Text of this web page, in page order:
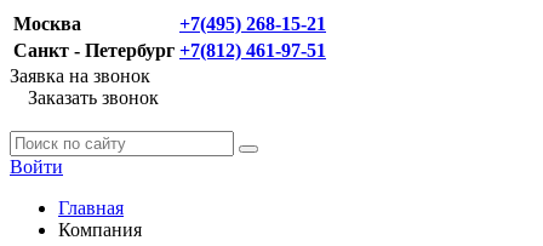
Москва
+7(495) 268-15-21
Санкт - Петербург +7(812) 461-97-51
Заявка на звонок
Заказать звонок
Войти
Главная
Компания